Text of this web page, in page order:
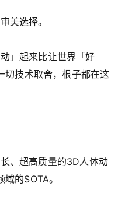
美选择。
」起来比让世界「好
技术取舍，根子都在这
、超高质量的3D人体动
的SOTA。